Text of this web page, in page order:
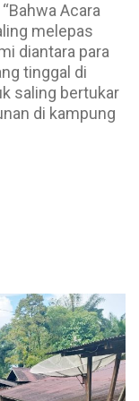
Acara
melepas
diantara para
tinggal di
saling bertukar
di kampung